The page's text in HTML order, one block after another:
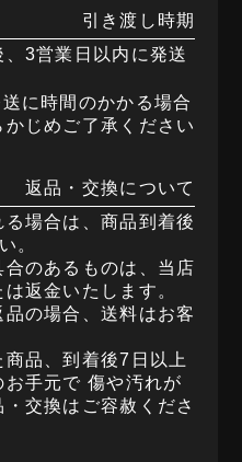
引き渡し時期
3営業日以内に発送
に時間のかかる場合
じめご了承ください
返品・交換について
場合は、商品到着後
。
のあるものは、当店
返金いたします。
の場合、送料はお客
品、到着後7日以上
手元で 傷や汚れが
交換はご容赦くださ